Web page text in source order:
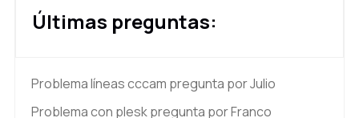
Últimas preguntas:
Problema líneas cccam pregunta por Julio
Problema con pleskpregunta por Franco